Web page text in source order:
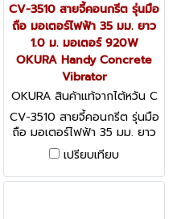
CV-3510 สายจี้คอนกรีต รุ่นมือ
ถือ มอเตอร์ไฟฟ้า 35 มม. ยาว
1.0 ม. มอเตอร์ 920W
OKURA Handy Concrete
Vibrator
OKURA สินค้าแท้จากไต้หวัน C
V-3510
CV-3510 สายจี้คอนกรีต รุ่นมือ
ถือ มอเตอร์ไฟฟ้า 35 มม. ยาว
1.0 ม. มอเตอร์ 920W OKURA
Handy Concrete Vibrator
เปรียบเทียบ